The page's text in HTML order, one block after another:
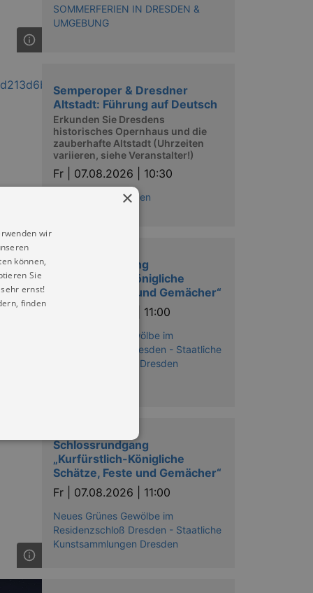
SOMMERFERIEN IN DRESDEN &
UMGEBUNG
Semperoper & Dresdner
Altstadt: Führung auf Deutsch
Erkunden Sie Dresdens
historisches Opernhaus und die
zauberhafte Altstadt (Uhrzeiten
variieren, siehe Veranstalter!)
Fr | 07.08.2026 | 10:30
Semperoper Dresden
Schlossrundgang
„Kurfürstlich-Königliche
Schätze, Feste und Gemächer“
07.08.2026 | 11:00
Neues Grünes Gewölbe im
Residenzschloß Dresden - Staatliche
Kunstsammlungen Dresden
Schlossrundgang
„Kurfürstlich-Königliche
Schätze, Feste und Gemächer“
Fr | 07.08.2026 | 11:00
Neues Grünes Gewölbe im
Residenzschloß Dresden - Staatliche
Kunstsammlungen Dresden
×
wir
können,
Sie
ernst!
finden
Ihren account. Ohne diese
visitor cookie consent
to work properly.